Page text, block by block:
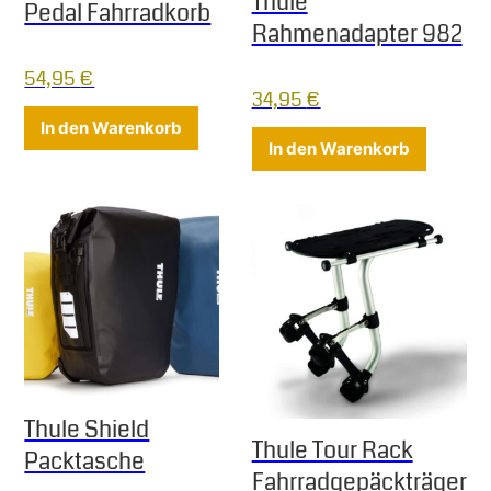
Pedal Fahrradkorb
54,95€
In den Warenkorb
Rahmenadapter 982
34,95€
In den Warenkorb
Thule Shield
Packtasche
Thule Tour Rack
Fahrradgepäckträger